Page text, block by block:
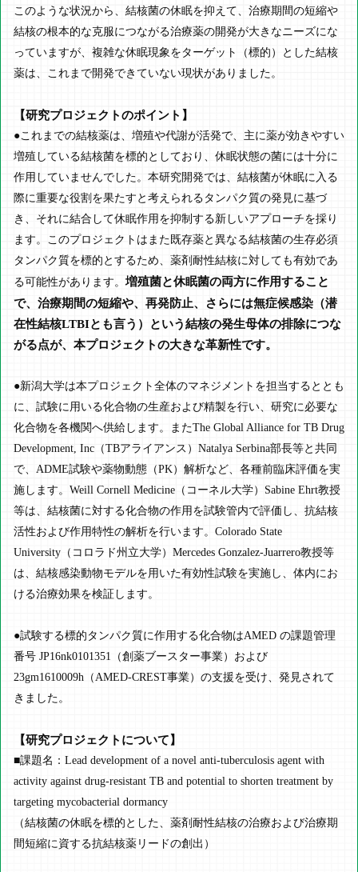
このような状況から、結核菌の休眠を抑えて、治療期間の短縮や
結核の根本的な克服につながる治療薬の開発が大きなニーズにな
っていますが、複雑な休眠現象をターゲット（標的）とした結核
薬は、これまで開発できていない現状がありました。
【研究プロジェクトのポイント】
●これまでの結核薬は、増殖や代謝が活発で、主に薬が効きやすい
増殖している結核菌を標的としており、休眠状態の菌には十分に
作用していませんでした。本研究開発では、結核菌が休眠に入る
際に重要な役割を果たすと考えられるタンパク質の発見に基づ
き、それに結合して休眠作用を抑制する新しいアプローチを採り
ます。このプロジェクトはまた既存薬と異なる結核菌の生存必須
タンパク質を標的とするため、薬剤耐性結核に対しても有効であ
る可能性があります。 増殖菌と休眠菌の両方に作用すること
で、治療期間の短縮や、再発防止、さらには無症候感染（潜
在性結核LTBIとも言う）という結核の発生母体の排除につな
がる点が、本プロジェクトの大きな革新性です。
●新潟大学は本プロジェクト全体のマネジメントを担当するととも
に、試験に用いる化合物の生産および精製を行い、研究に必要な
化合物を各機関へ供給します。またThe Global Alliance for TB Drug
Development, Inc（TBアライアンス）Natalya Serbina部長等と共同
で、ADME試験や薬物動態（PK）解析など、各種前臨床評価を実
施します。Weill Cornell Medicine（コーネル大学）Sabine Ehrt教授
等は、結核菌に対する化合物の作用を試験管内で評価し、抗結核
活性および作用特性の解析を行います。Colorado State
University（コロラド州立大学）Mercedes Gonzalez-Juarrero教授等
は、結核感染動物モデルを用いた有効性試験を実施し、体内にお
ける治療効果を検証します。
●試験する標的タンパク質に作用する化合物はAMED の課題管理
番号 JP16nk0101351（創薬ブースター事業）および
23gm1610009h（AMED-CREST事業）の支援を受け、発見されて
きました。
【研究プロジェクトについて】
■課題名：Lead development of a novel anti-tuberculosis agent with
activity against drug-resistant TB and potential to shorten treatment by
targeting mycobacterial dormancy
（結核菌の休眠を標的とした、薬剤耐性結核の治療および治療期
間短縮に資する抗結核薬リードの創出）